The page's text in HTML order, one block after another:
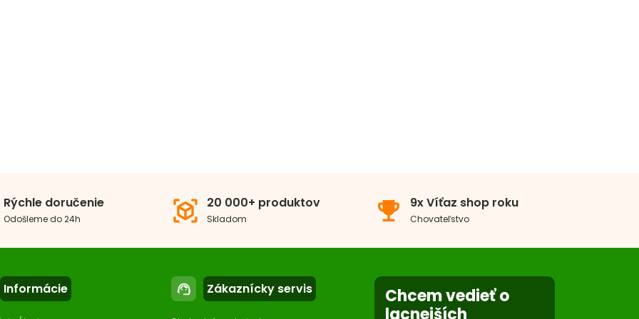
Rýchle doručenie
Odošleme do 24h view_in_ar 20 000+ produktov
Skladom emoji_events 9x Víťaz shop roku
Chovateľstvo
Informácie support_agent Zákaznícky servis
Chcem vedieť o
lacnejších